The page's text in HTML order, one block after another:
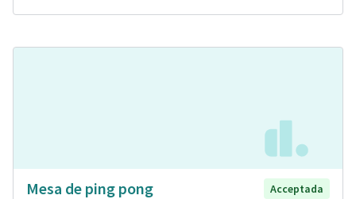
Mesa de ping pong
Acceptada